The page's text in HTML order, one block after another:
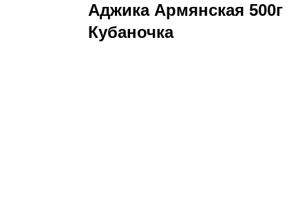
Аджика Армянская 500г
Кубаночка